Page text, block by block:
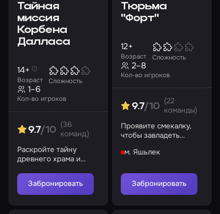
Тайная
миссия
Корбена
Далласа
Возраст
14+
Сложность
Кол-во игроков
1–6
9.7/10
(36
команд)
Раскройте тайну
древнего храма и
великого зла
Забронировать
Тюрьма
"Форт"
Возраст
12+
Сложность
Кол-во игроков
2–8
9.7/10
(22
команды)
Проявите смекалку,
чтобы завладеть
выбраться из
м. Яшьлек
Забронировать